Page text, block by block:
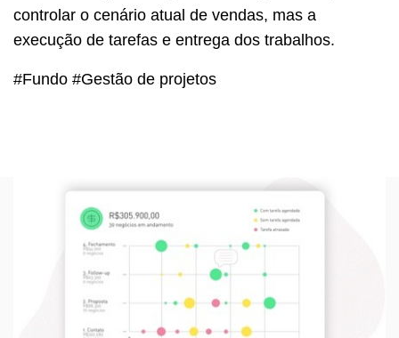
controlar o cenário atual de vendas, mas a
execução de tarefas e entrega dos trabalhos.
#Fundo #Gestão de projetos